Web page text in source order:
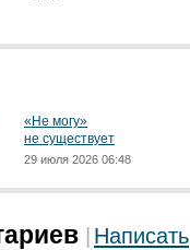
«Не могу»
не существует
29 июля 2026 06:48
Написать